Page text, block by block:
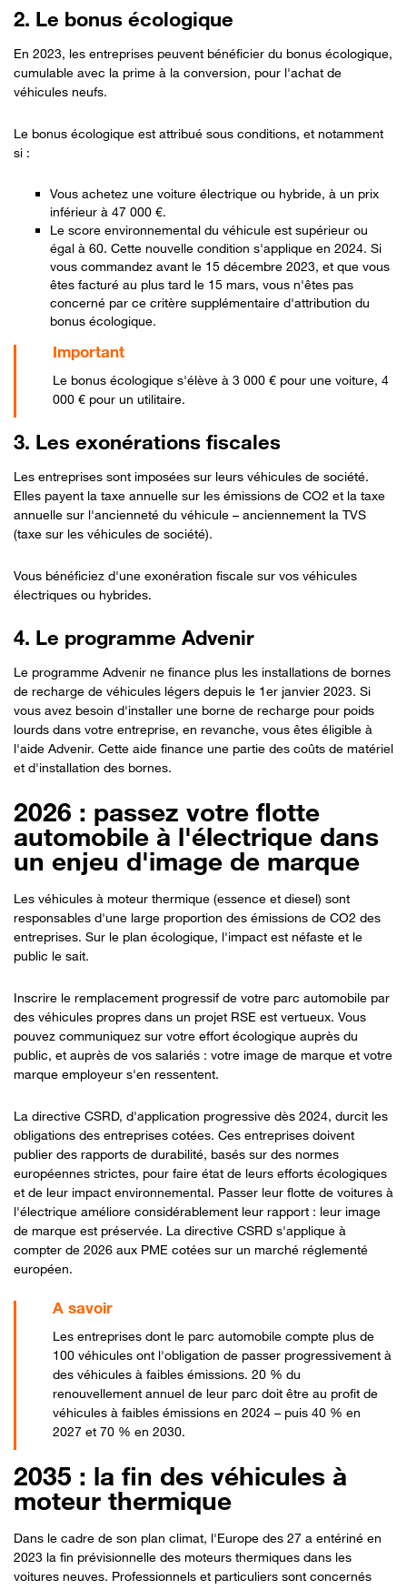
2. Le bonus écologique
En 2023, les entreprises peuvent bénéficier du bonus écologique,
cumulable avec la prime à la conversion, pour l'achat de
véhicules neufs.
Le bonus écologique est attribué sous conditions, et notamment
si :
Vous achetez une voiture électrique ou hybride, à un prix
inférieur à 47 000 €.
Le score environnemental du véhicule est supérieur ou
égal à 60. Cette nouvelle condition s'applique en 2024. Si
vous commandez avant le 15 décembre 2023, et que vous
êtes facturé au plus tard le 15 mars, vous n'êtes pas
concerné par ce critère supplémentaire d'attribution du
bonus écologique.
Important
Le bonus écologique s'élève à 3 000 € pour une voiture, 4
000 € pour un utilitaire.
3. Les exonérations fiscales
Les entreprises sont imposées sur leurs véhicules de société.
Elles payent la taxe annuelle sur les émissions de CO2 et la taxe
annuelle sur l'ancienneté du véhicule – anciennement la TVS
(taxe sur les véhicules de société).
Vous bénéficiez d'une exonération fiscale sur vos véhicules
électriques ou hybrides.
4. Le programme Advenir
Le programme Advenir ne finance plus les installations de bornes
de recharge de véhicules légers depuis le 1er janvier 2023. Si
vous avez besoin d'installer une borne de recharge pour poids
lourds dans votre entreprise, en revanche, vous êtes éligible à
l'aide Advenir. Cette aide finance une partie des coûts de matériel
et d'installation des bornes.
2026 : passez votre flotte
automobile à l'électrique dans
un enjeu d'image de marque
Les véhicules à moteur thermique (essence et diesel) sont
responsables d'une large proportion des émissions de CO2 des
entreprises. Sur le plan écologique, l'impact est néfaste et le
public le sait.
Inscrire le remplacement progressif de votre parc automobile par
des véhicules propres dans un projet RSE est vertueux. Vous
pouvez communiquez sur votre effort écologique auprès du
public, et auprès de vos salariés : votre image de marque et votre
marque employeur s'en ressentent.
La directive CSRD, d'application progressive dès 2024, durcit les
obligations des entreprises cotées. Ces entreprises doivent
publier des rapports de durabilité, basés sur des normes
européennes strictes, pour faire état de leurs efforts écologiques
et de leur impact environnemental. Passer leur flotte de voitures à
l'électrique améliore considérablement leur rapport : leur image
de marque est préservée. La directive CSRD s'applique à
compter de 2026 aux PME cotées sur un marché réglementé
européen.
Les entreprises dont le parc automobile compte plus de
100 véhicules ont l'obligation de passer progressivement à
des véhicules à faibles émissions. 20 % du
renouvellement annuel de leur parc doit être au profit de
véhicules à faibles émissions en 2024 – puis 40 % en
2027 et 70 % en 2030.
2035 : la fin des véhicules à
moteur thermique
Dans le cadre de son plan climat, l'Europe des 27 a entériné en
2023 la fin prévisionnelle des moteurs thermiques dans les
voitures neuves. Professionnels et particuliers sont concernés